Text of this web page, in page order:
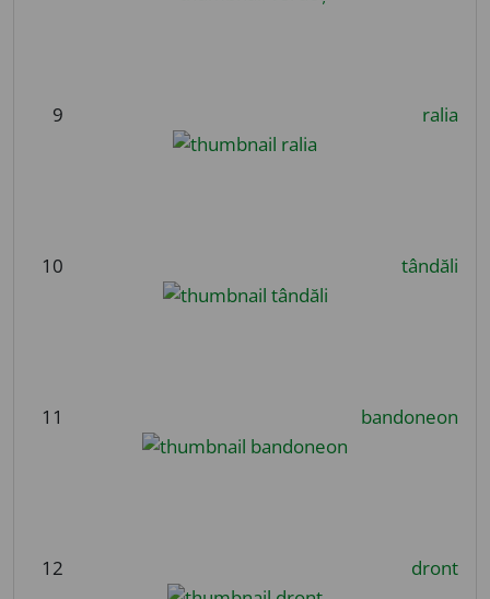
9 ralia
10 tândăli
11 bandoneon
12 dront